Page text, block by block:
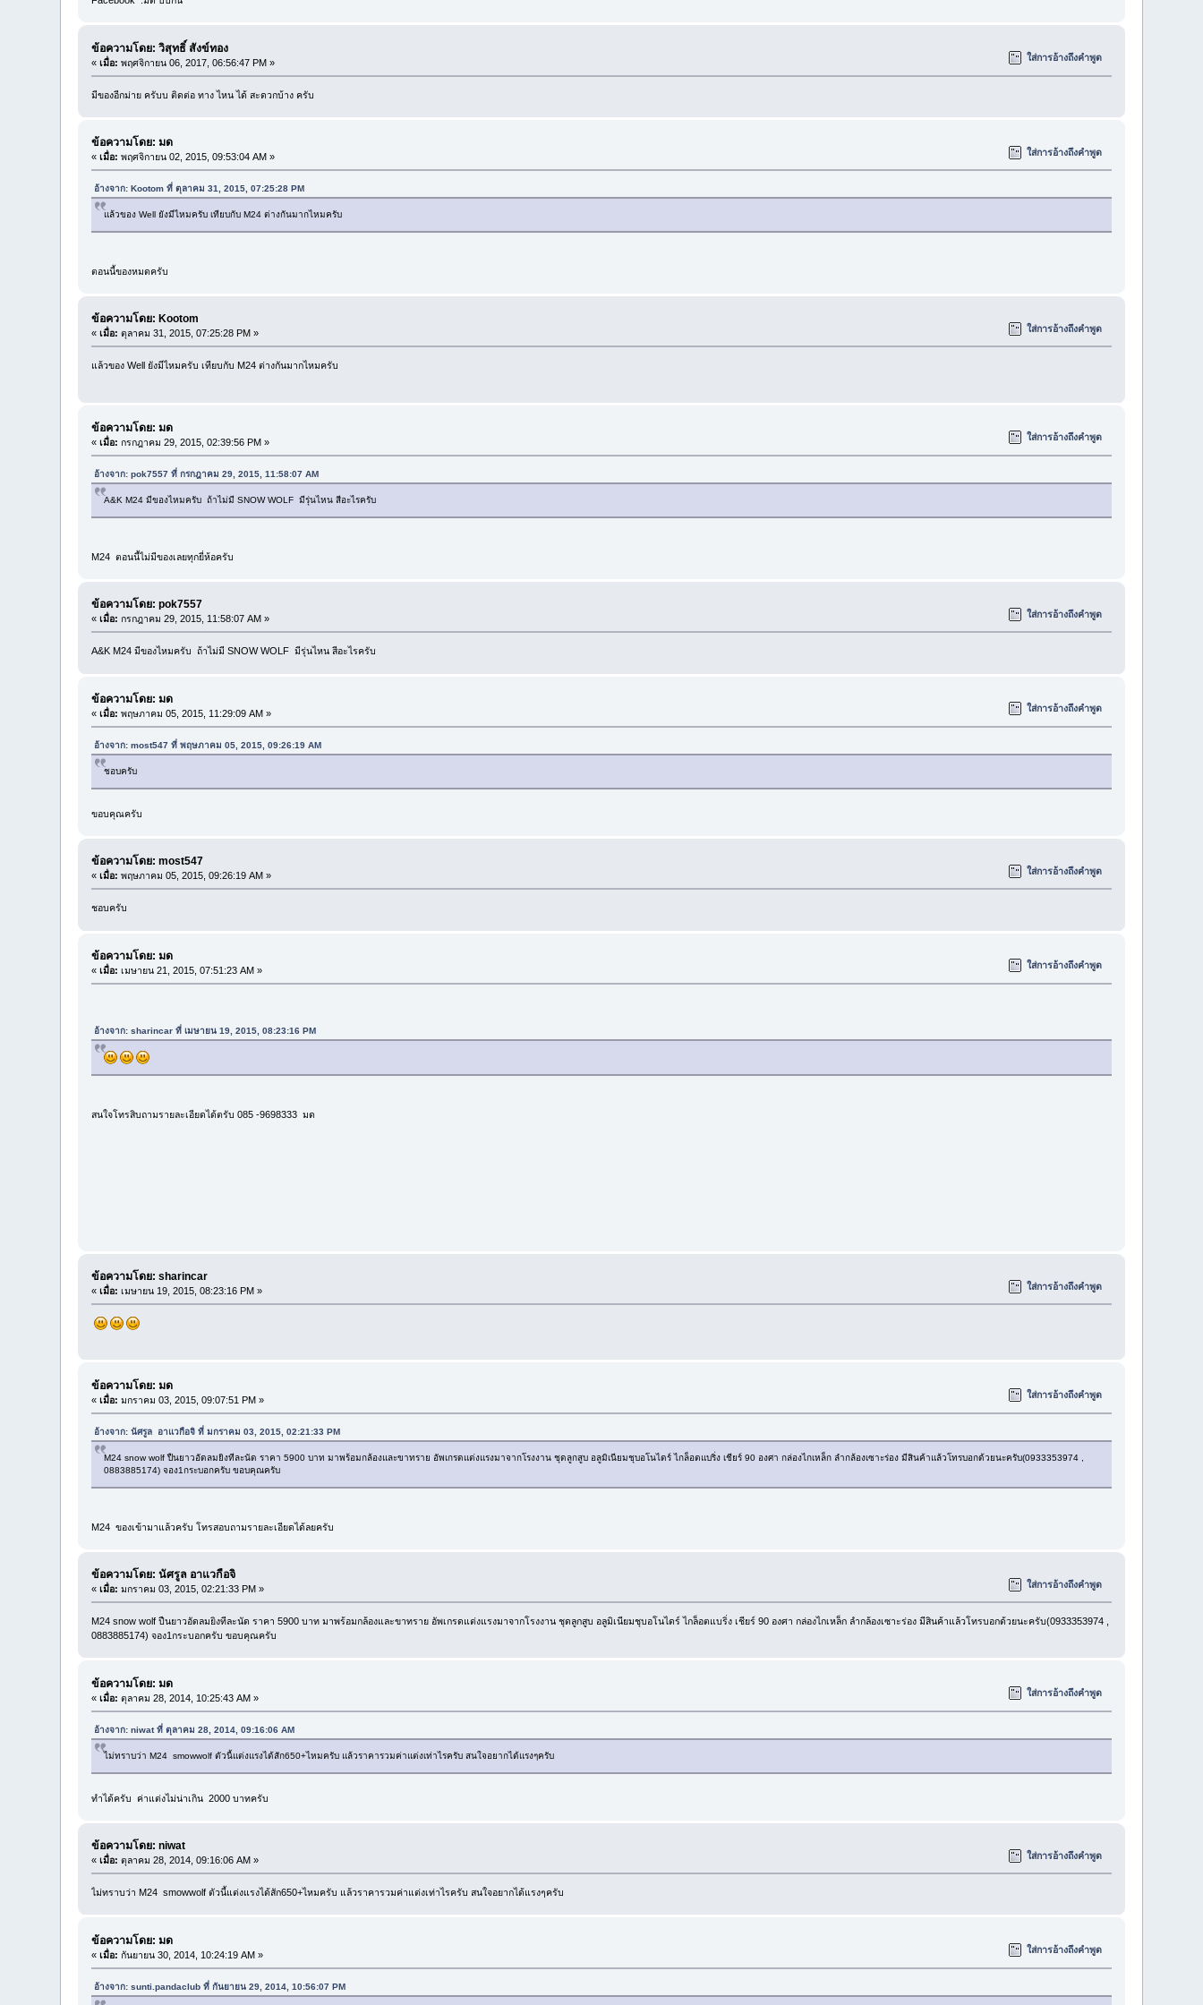
ข้อความโดย: วิสุทธิ์ สังข์ทอง
«เมื่อ: พฤศจิกายน 06, 2017, 06:56:47 PM » ใส่การอ้างถึงคำพูด
มีของอีกม่าย ครับบ ติดต่อ ทาง ไหน ได้ สะดวกบ้าง ครับ
ข้อความโดย: มด
«เมื่อ: พฤศจิกายน 02, 2015, 09:53:04 AM » ใส่การอ้างถึงคำพูด
อ้างจาก: Kootom ที่ ตุลาคม 31, 2015, 07:25:28 PM
แล้วของ Well ยังมีไหมครับ เทียบกับ M24 ต่างกันมากไหมครับ
ตอนนี้ของหมดครับ
ข้อความโดย: Kootom
«เมื่อ: ตุลาคม 31, 2015, 07:25:28 PM » ใส่การอ้างถึงคำพูด
แล้วของ Well ยังมีไหมครับ เทียบกับ M24 ต่างกันมากไหมครับ
ข้อความโดย: มด
«เมื่อ: กรกฎาคม 29, 2015, 02:39:56 PM » ใส่การอ้างถึงคำพูด
อ้างจาก: pok7557 ที่ กรกฎาคม 29, 2015, 11:58:07 AM
A&K M24 มีของไหมครับ ถ้าไม่มี SNOW WOLF มีรุ่นไหน สีอะไรครับ
M24 ตอนนี้ไม่มีของเลยทุกยี่ห้อครับ
ข้อความโดย: pok7557
«เมื่อ: กรกฎาคม 29, 2015, 11:58:07 AM » ใส่การอ้างถึงคำพูด
A&K M24 มีของไหมครับ ถ้าไม่มี SNOW WOLF มีรุ่นไหน สีอะไรครับ
ข้อความโดย: มด
«เมื่อ: พฤษภาคม 05, 2015, 11:29:09 AM » ใส่การอ้างถึงคำพูด
อ้างจาก: most547 ที่ พฤษภาคม 05, 2015, 09:26:19 AM
ชอบครับ
ขอบคุณครับ
ข้อความโดย: most547
«เมื่อ: พฤษภาคม 05, 2015, 09:26:19 AM » ใส่การอ้างถึงคำพูด
ชอบครับ
ข้อความโดย: มด
«เมื่อ: เมษายน 21, 2015, 07:51:23 AM » ใส่การอ้างถึงคำพูด
อ้างจาก: sharincar ที่ เมษายน 19, 2015, 08:23:16 PM
สนใจโทรสิบถามรายละเอียดได้ตรับ 085 -9698333 มด
ข้อความโดย: sharincar
«เมื่อ: เมษายน 19, 2015, 08:23:16 PM » ใส่การอ้างถึงคำพูด
ข้อความโดย: มด
«เมื่อ: มกราคม 03, 2015, 09:07:51 PM » ใส่การอ้างถึงคำพูด
อ้างจาก: นัศรูล อาแวกือจิ ที่ มกราคม 03, 2015, 02:21:33 PM
M24 snow wolf ปืนยาวอัดลมยิงทีละนัด ราคา 5900 บาท มาพร้อมกล้องและขาทราย อัพเกรดแต่งแรงมาจากโรงงาน ชุดลูกสูบ อลูมิเนียมชุบอโนไดร์ ไกล็อตแบริ่ง เชียร์ 90 องศา กล่องไกเหล็ก ลำกล้องเซาะร่อง มีสินค้าแล้วโทรบอกด้วยนะครับ(0933353974 ,
0883885174) จอง1กระบอกครับ ขอบคุณครับ
M24 ของเข้ามาแล้วครับ โทรสอบถามรายละเอียดได้ลยครับ
ข้อความโดย: นัศรูล อาแวกือจิ
«เมื่อ: มกราคม 03, 2015, 02:21:33 PM » ใส่การอ้างถึงคำพูด
M24 snow wolf ปืนยาวอัดลมยิงทีละนัด ราคา 5900 บาท มาพร้อมกล้องและขาทราย อัพเกรดแต่งแรงมาจากโรงงาน ชุดลูกสูบ อลูมิเนียมชุบอโนไดร์ ไกล็อตแบริ่ง เชียร์ 90 องศา กล่องไกเหล็ก ลำกล้องเซาะร่อง มีสินค้าแล้วโทรบอกด้วยนะครับ(0933353974 ,
0883885174) จอง1กระบอกครับ ขอบคุณครับ
ข้อความโดย: มด
«เมื่อ: ตุลาคม 28, 2014, 10:25:43 AM » ใส่การอ้างถึงคำพูด
อ้างจาก: niwat ที่ ตุลาคม 28, 2014, 09:16:06 AM
ไม่ทราบว่า M24 smowwolf ตัวนี้แต่งแรงได้สัก650+ไหมครับ แล้วราคารวมค่าแต่งเท่าไรครับ สนใจอยากได้แรงๆครับ
ทำได้ครับ ค่าแต่งไม่น่าเกิน 2000 บาทครับ
ข้อความโดย: niwat
«เมื่อ: ตุลาคม 28, 2014, 09:16:06 AM » ใส่การอ้างถึงคำพูด
ไม่ทราบว่า M24 smowwolf ตัวนี้แต่งแรงได้สัก650+ไหมครับ แล้วราคารวมค่าแต่งเท่าไรครับ สนใจอยากได้แรงๆครับ
ข้อความโดย: มด
«เมื่อ: กันยายน 30, 2014, 10:24:19 AM » ใส่การอ้างถึงคำพูด
อ้างจาก: sunti.pandaclub ที่ กันยายน 29, 2014, 10:56:07 PM